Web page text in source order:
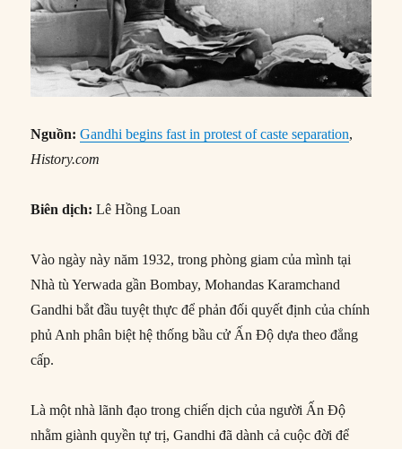
Nguồn: Gandhi begins fast in protest of caste separation,
History.com
Biên dịch: Lê Hồng Loan
Vào ngày này năm 1932, trong phòng giam của mình tại
Nhà tù Yerwada gần Bombay, Mohandas Karamchand
Gandhi bắt đầu tuyệt thực để phản đối quyết định của chính
phủ Anh phân biệt hệ thống bầu cử Ấn Độ dựa theo đẳng
cấp.
Là một nhà lãnh đạo trong chiến dịch của người Ấn Độ
nhằm giành quyền tự trị, Gandhi đã dành cả cuộc đời để